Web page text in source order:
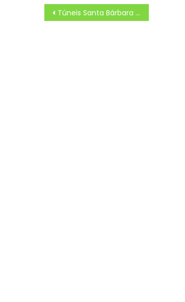
Navegação
de
Túneis Santa Bárbara e Rebouças, além do Elevado Presidente Itamar Franco, serão fechados nesta quinta-feira – Prefeitura da Cidade do Rio de Janeiro